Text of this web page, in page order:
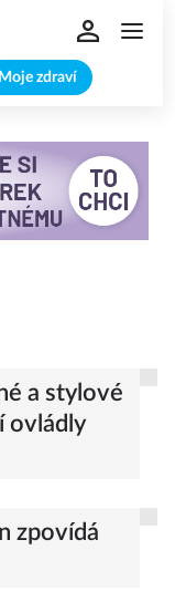
Moje zdraví
a stylové
ovládly
zpovídá